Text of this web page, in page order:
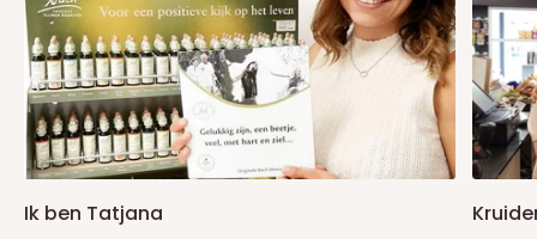
Ik ben Tatjana